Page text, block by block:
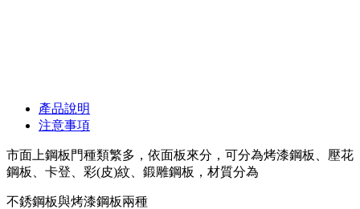
產品說明
注意事項
市面上鋼板門種類繁多，依面板來分，可分為烤漆鋼板、壓花
鋼板、卡登、彩(皮)紋、鍛雕鋼板，材質分為
不銹鋼板與烤漆鋼板兩種